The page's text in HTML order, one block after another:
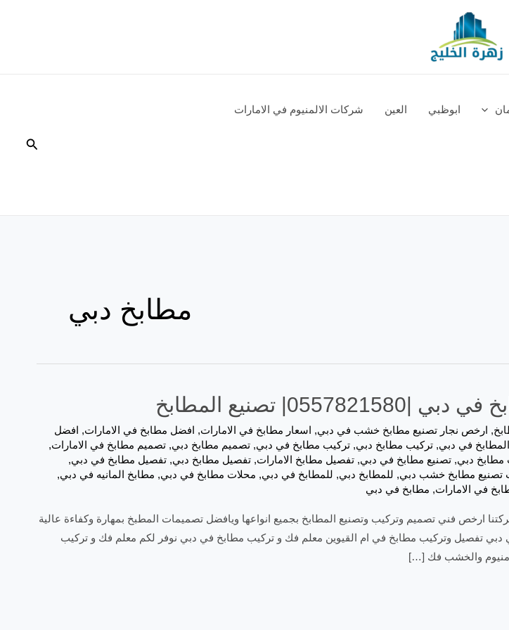
ابوظبي العين شركات الالمنيوم في الامارات
البحث
مطابخ دبي
تصنيع المطابخ
, ارخص نجار تصنيع مطابخ خشب في دبي, اسعار مطابخ في الامارات, افضل مطابخ في الامارات, افضل
المطابخ في دبي,تركيب مطابخ دبي,تركيب مطابخ في دبي,تصميم مطابخ دبي,تصميم مطابخ في الامارات,
مطابخ دبي,تصنيع مطابخ في دبي,تفصيل مطابخ الامارات,تفصيل مطابخ دبي,تفصيل مطابخ في دبي,
تصنيع مطابخ خشب دبي, للمطابخ دبي, للمطابخ في دبي, محلات مطابخ في دبي, مطابخ المانيه في دبي,
في الامارات, مطابخ في دبي
ارخص فني تصميم وتركيب وتصنيع المطابخ بجميع انواعها ويافضل تصميمات المطبخ بمهارة وكفاءة عالية
دبي تفصيل وتركيب مطابخ في ام القيوين معلم فك و تركيب مطابخ في دبي نوفر لكم معلم فك و تركيب
والخشب فك […]